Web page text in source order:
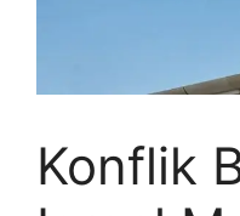
Konflik